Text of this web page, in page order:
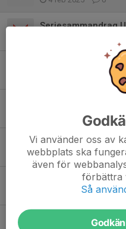
Seriesammandrag
Seriesammandrag
0
5 nov 2024
Seriesammandrag
22 okt 2024 0
6 mar 2024 0
Höstlovshockey!
Vi använder oss av
webbplats ska
även för
förbättra
Så